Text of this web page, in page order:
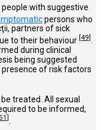
with suggestive
persons who
partners of sick
to their behaviour [49]
during clinical
being suggested
presence of risk factors
treated. All sexual
to be informed,